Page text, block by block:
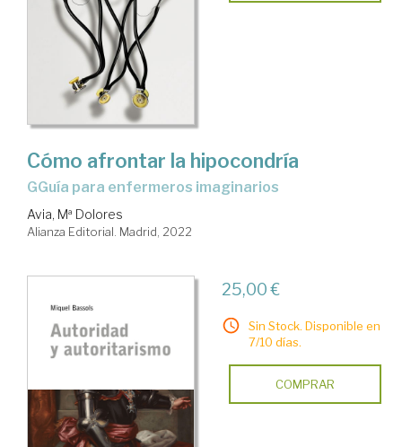
Cómo afrontar la hipocondría
gGuía para enfermeros imaginarios
Avia, Mª Dolores
Alianza Editorial. Madrid, 2022
25,00 €
Sin Stock. Disponible en
7/10 días.
COMPRAR